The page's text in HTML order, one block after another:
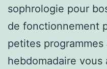
sophrologie pour
de fonctionnement
petites
hebdomadaire vous